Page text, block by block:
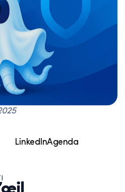
LinkedInAgenda